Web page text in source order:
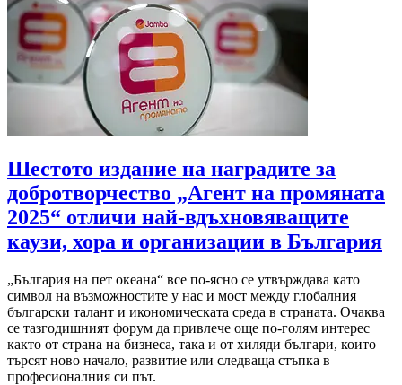
Шестото издание на наградите за
добротворчество „Агент на промяната
2025“ отличи най-вдъхновяващите
каузи, хора и организации в България
„България на пет океана“ все по-ясно се утвърждава като
символ на възможностите у нас и мост между глобалния
български талант и икономическата среда в страната. Очаква
се тазгодишният форум да привлече още по-голям интерес
както от страна на бизнеса, така и от хиляди българи, които
търсят ново начало, развитие или следваща стъпка в
професионалния си път.